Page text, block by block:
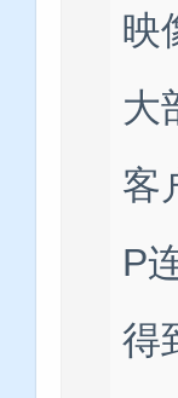
映
大
客
P
得